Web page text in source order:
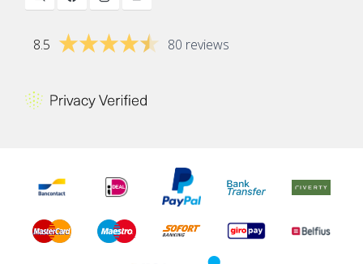
8.5 80 reviews